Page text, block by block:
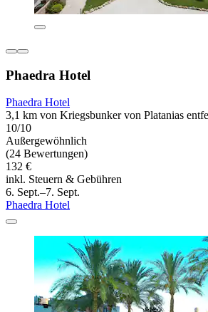
Phaedra Hotel
Phaedra Hotel
3,1 km von Kriegsbunker von Platanias
10/10
Außergewöhnlich
(24 Bewertungen)
132 €
inkl. Steuern & Gebühren
6. Sept.–7. Sept.
Phaedra Hotel